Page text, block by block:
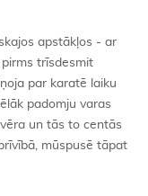
apstākļos - ar
trīsdesmit
par karatē laiku
padomju varas
un tās to centās
mūspusē tāpat